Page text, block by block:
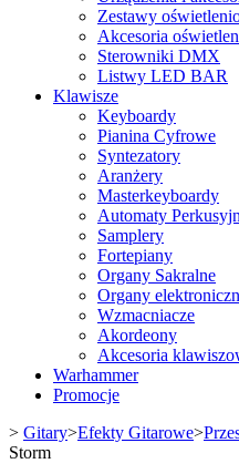
Zestawy
Akcesoria
Sterowniki DMX
Listwy LED BAR
Klawisze
Keyboardy
Pianina Cyfrowe
Syntezatory
Aranżery
Masterkeyboardy
Automaty
Samplery
Fortepiany
Organy Sakralne
Organy
Wzmacniacze
Akordeony
Akcesoria
Warhammer
Promocje
> Gitary>Efekty Gitarowe>
Storm